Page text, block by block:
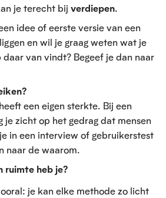
je terecht bij verdiepen.
idee of eerste versie van een
en wil je graag weten wat je
daar van vindt? Begeef je dan naar
een eigen sterkte. Bij een
je zicht op het gedrag dat mensen
in een interview of gebruikerstest
naar de waarom.
ruimte heb je?
je kan elke methode zo licht